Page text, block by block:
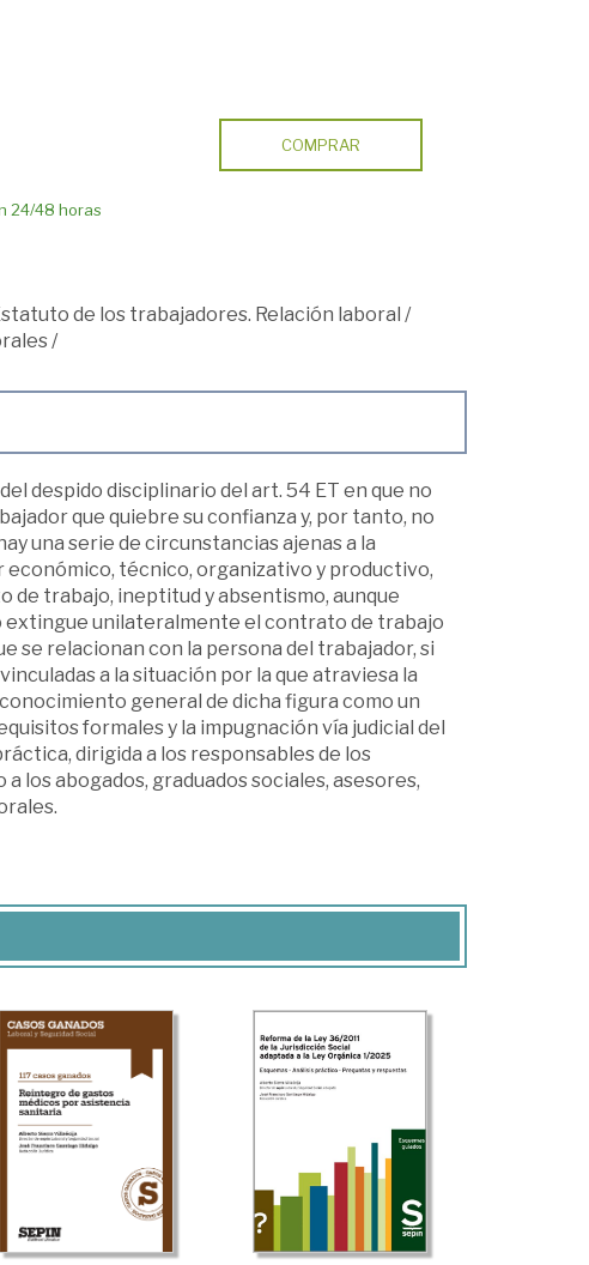
24/48 horas
COMPRAR
de los trabajadores. Relación laboral /
/
despido disciplinario del art. 54 ET en que no
que quiebre su confianza y, por tanto, no
una serie de circunstancias ajenas a la
técnico, organizativo y productivo,
de trabajo, ineptitud y absentismo, aunque
extingue unilateralmente el contrato de trabajo
se relacionan con la persona del trabajador, si
a la situación por la que atraviesa la
general de dicha figura como un
formales y la impugnación vía judicial del
dirigida a los responsables de los
los abogados, graduados sociales, asesores,